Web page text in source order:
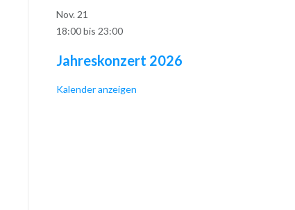
Nov. 21
18:00bis 23:00
Jahreskonzert 2026
Kalender anzeigen